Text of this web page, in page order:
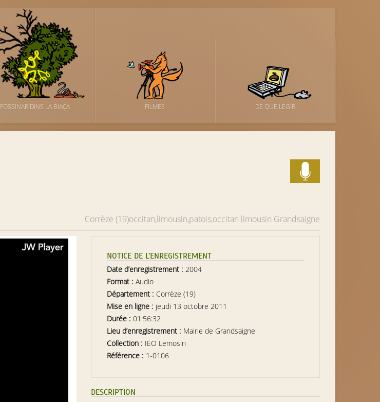
FOSSINAR DINS LA BIAÇA FILMES DE QUE LEGIR
Corrèze (19)occitan,limousin,patois,occitan limousin Grandsaigne
NOTICE DE L’ENREGISTREMENT
Date d’enregistrement : 2004
Format : Audio
Département : Corrèze (19)
Mise en ligne : jeudi 13 octobre 2011
Durée : 01:56:32
Lieu d’enregistrement : Mairie de Grandsaigne
Collection : IEO Lemosin
Référence : 1-0106
DESCRIPTION